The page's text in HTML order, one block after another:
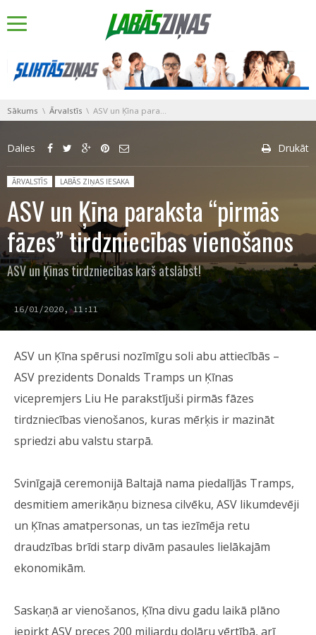
You are here:
Sākums Ārvalstīs ASV un Ķīna paraksta “pirmās fāzes” tirdzniecības vienošanos
Dalies Drukāt
Posted in:
ĀRVALSTĪS LABĀS ZIŅAS IESAKA
ASV un Ķīna paraksta “pirmās
fāzes” tirdzniecības vienošanos
ASV un Ķīnas tirdzniecības karš atslābst!
16/01/2020, 11:11
ASV un Ķīna spērusi nozīmīgu soli abu attiecībās –
ASV prezidents Donalds Tramps un Ķīnas
vicepremjers Liu He parakstījuši pirmās fāzes
tirdzniecības vienošanos, kuras mērķis ir mazināt
spriedzi abu valstu starpā.
Svinīgajā ceremonijā Baltajā nama piedalījās Tramps,
desmitiem amerikāņu biznesa cilvēku, ASV likumdevēji
un Ķīnas amatpersonas, un tas iezīmēja retu
draudzības brīdi starp divām pasaules lielākajām
ekonomikām.
Saskaņā ar vienošanos, Ķīna divu gadu laikā plāno
iepirkt ASV preces 200 miljardu dolāru vērtībā, arī